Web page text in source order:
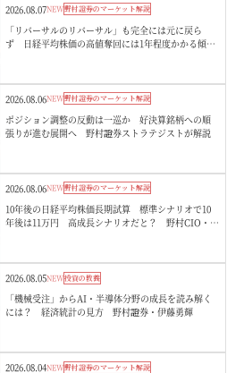
2026.08.07NEW野村證券のマーケット解説
「リバーサルのリバーサル」も完全には元に戻ら
ず 日経平均株価の高値奪回には1年程度かかる傾
2026.08.06NEW野村證券のマーケット解説
ポジション調整の反動は一巡か 好決算銘柄への順
張りが進む展開へ 野村證券ストラテジストが解説
2026.08.06NEW野村證券のマーケット解説
10年後の日経平均株価長期試算 標準シナリオで10
年後は11万円 高成長シナリオだと？ 野村CIO・宮
2026.08.05NEW投資の教養
「機械受注」からAI・半導体分野の成長を読み解く
には？ 経済統計の見方 野村證券・伊藤勇輝
2026.08.04NEW野村證券のマーケット解説